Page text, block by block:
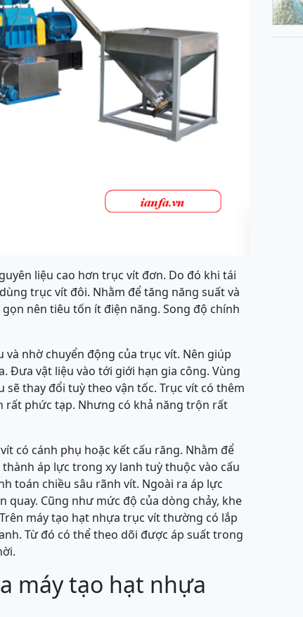
liệu cao hơn trục vít đơn. Do đó khi tái
trục vít đôi. Nhằm để tăng năng suất và
nên tiêu tốn ít điện năng. Song độ chính
nhờ chuyển động của trục vít. Nên giúp
Đưa vật liệu vào tới giới hạn gia công. Vùng
thay đổi tuỳ theo vận tốc. Trục vít có thêm
rất phức tạp. Nhưng có khả năng trộn rất
có cánh phụ hoặc kết cấu răng. Nhằm để
áp lực trong xy lanh tuỳ thuộc vào cấu
toán chiều sâu rãnh vít. Ngoài ra áp lực
Cũng như mức độ của dòng chảy, khe
máy tạo hạt nhựa trục vít thường có lắp
Từ đó có thể theo dõi được áp suất trong
máy tạo hạt nhựa